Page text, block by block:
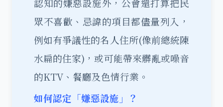
認知的嫌惡設施外，公會還打算把民
眾不喜歡、忌諱的項目都儘量列入，
例如有爭議性的名人住所(像前總統陳
水扁的住家)，或可能帶來髒亂或噪音
的KTV、餐廳及色情行業。
如何認定「嫌惡設施」？